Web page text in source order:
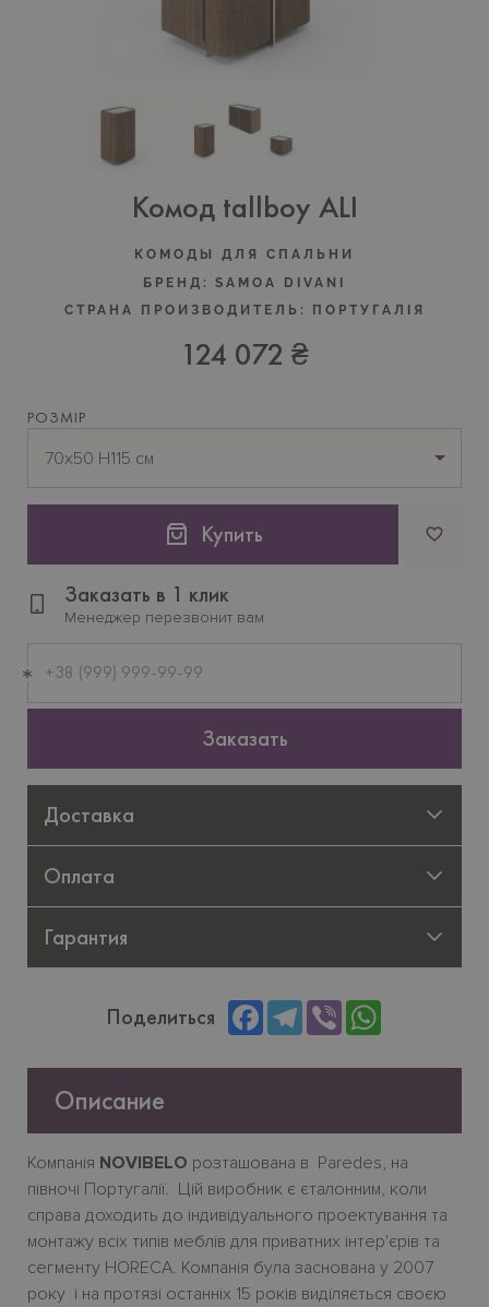
Комод tallboy ALI
КОМОДЫ ДЛЯ СПАЛЬНИ
БРЕНД:
SAMOA DIVANI
СТРАНА ПРОИЗВОДИТЕЛЬ:
ПОРТУГАЛIЯ
124 072 ₴
РОЗМІР
70х50 H115 см
Купить
Заказать в 1 клик
Менеджер перезвонит вам
телефон
Заказать
Доставка
Оплата
Гарантия
Поделиться FacebookTelegram
Viber
Описание
Компанія NOVIBELO розташована в Paredes, на
півночі Португалії. Цій виробник є єталонним, коли
справа доходить до індивідуального проектування та
монтажу всіх типів меблів для приватних інтер'єрів та
cегменту HORECA. Компанія була заснована у 2007
року і на протязі останніх 15 років виділяється своєю